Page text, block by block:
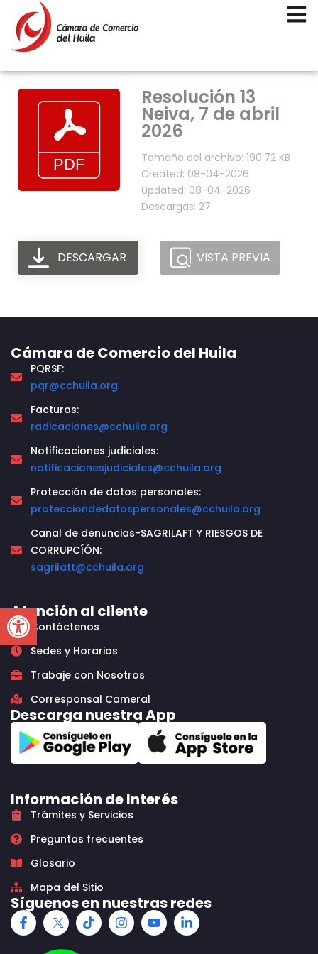
Open toolbar
Resolución 13
Neiva, 7 de abril
2026
Tamaño del archivo: 190.72 KB
Created: 08-04-2026
Updated: 08-04-2026
Descargas: 27
DESCARGAR VISTA PREVIA
Cámara de Comercio del Huila
PQRSF:
pqr@cchuila.org
Facturas:
radicaciones@cchuila.org
Notificaciones judiciales:
notificacionesjudiciales@cchuila.org
Protección de datos personales:
protecciondedatospersonales@cchuila.org
Canal de denuncias-SAGRILAFT Y RIESGOS DE
CORRUPCÍÓN:
sagrilaft@cchuila.org
Atención al cliente
Contáctenos
Sedes y Horarios
Trabaje con Nosotros
Corresponsal Cameral
Descarga nuestra App
Información de Interés
Trámites y Servicios
Preguntas frecuentes
Glosario
Mapa del Sitio
Síguenos en nuestras redes